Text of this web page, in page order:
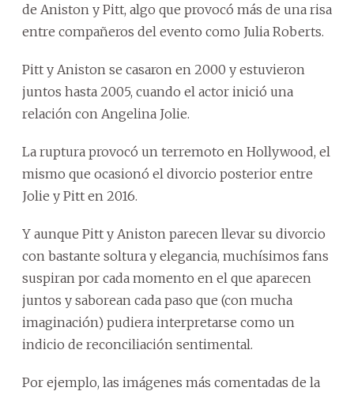
de Aniston y Pitt, algo que provocó más de una risa
entre compañeros del evento como Julia Roberts.
Pitt y Aniston se casaron en 2000 y estuvieron
juntos hasta 2005, cuando el actor inició una
relación con Angelina Jolie.
La ruptura provocó un terremoto en Hollywood, el
mismo que ocasionó el divorcio posterior entre
Jolie y Pitt en 2016.
Y aunque Pitt y Aniston parecen llevar su divorcio
con bastante soltura y elegancia, muchísimos fans
suspiran por cada momento en el que aparecen
juntos y saborean cada paso que (con mucha
imaginación) pudiera interpretarse como un
indicio de reconciliación sentimental.
Por ejemplo, las imágenes más comentadas de la